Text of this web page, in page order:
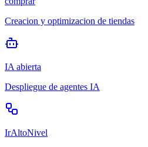
Creacion y optimizacion de tiendas
IA abierta
Despliegue de agentes IA
IrAltoNivel